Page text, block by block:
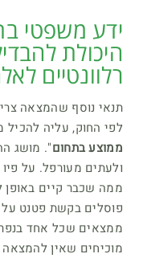
ידע משפטי
היכולת
רלוונטיים
תנאי נוסף שהמצאה
לפי החוק, עליה להכיל
ממוצע בתחום". מושג
ולעתים מעורפל. על
ממה שכבר קיים באופן
פוסלים בקשת פטנט
ממצאים שכל אחד
מוכיחים שאין